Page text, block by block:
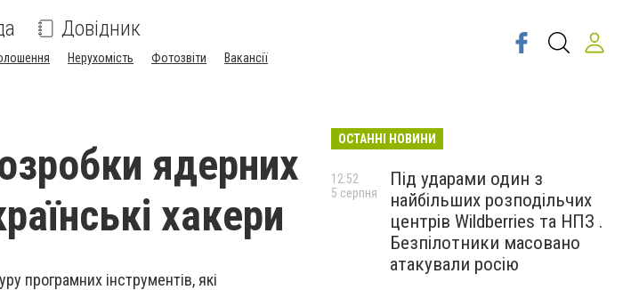
Довідник
Нерухомість Фотозвіти Вакансії
ядерних
хакери
програмних інструментів, які
ОСТАННІ НОВИНИ
Під ударами один з
найбільших розподільчих
центрів Wildberries та НПЗ .
Безпілотники масовано
атакували росію
12:52
5 серпня